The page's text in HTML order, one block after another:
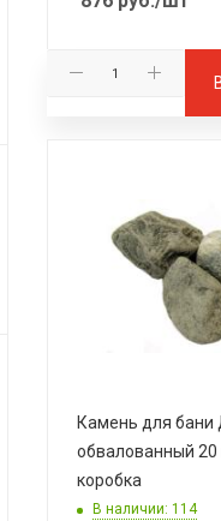
Камень для бани
обвалованный 20
коробка
В наличии: 114